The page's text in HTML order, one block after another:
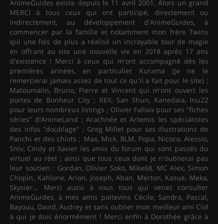
MERCI à tous ceux qui ont participé, directement ou
indirectement, au développement d'AnimeGuides, à
commencer par la famille et notamment mon frère Twins
qui une fois de plus a réalisé un incroyable tour de magie
en offrant au site une nouvelle vie en 2018 après 17 ans
d'existence ! Merci à ceux qui m'ont accompagné dès les
premières années, en particulier Kurama (je ne le
remercierai jamais assez de tout ce qu'il a fait pour le site) ;
Matoumalin, Bruno, Pierre et Vincent qui m'ont ouvert les
portes de Bonheur City ; REX, San Shun, Kanedaia, Inu22
pour leurs nombreux listings ; Olivier Fallaix pour ses "fiches
séries" d'AnimeLand ; Arachnée et Artemis les spécialistes
des infos "doublage" ; Greg Millet pour ses illustrations de
Panchi et des chiots ; Max, Mick, BLM, Popa, Nicoco, Alessio,
Sniv, Cindy et Xavier les amis du forum qui sont passés du
virtuel au réel ; ainsi que tous ceux dont je n'oublierai pas
leur soutien : Gordan, Olivier Soko, Mike68, MC Alex, Simon
Chopin, Kahlone, Arion, Joseph, Aban, Merton, Kasue, Meka,
Skysier... Merci aussi à vous tous qui venez consulter
AnimeGuides, à mes amis poitevins Cécile, Sandra, Pascal,
Bayouu, David, Audrey et sans oublier mon meilleur ami Cïol
à qui je dois énormément ! Merci enfin à Dorothée grâce à
qui j'ai découvert lesanime ...